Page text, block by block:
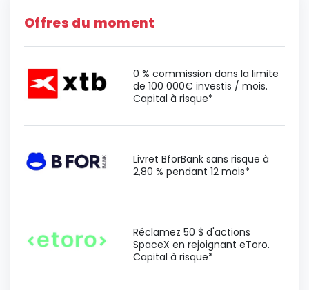
Offres du moment
0 % commission dans la limite
de 100 000€ investis / mois.
Capital à risque*
Livret BforBank sans risque à
2,80 % pendant 12 mois*
Réclamez 50 $ d'actions
SpaceX en rejoignant eToro.
Capital à risque*